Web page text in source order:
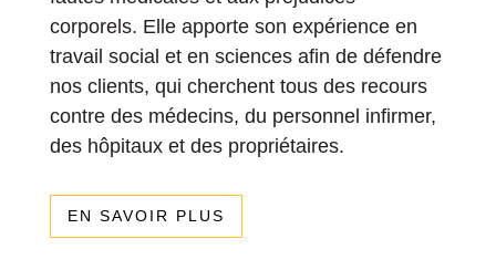
corporels. Elle apporte son expérience en
travail social et en sciences afin de défendre
nos clients, qui cherchent tous des recours
contre des médecins, du personnel infirmer,
des hôpitaux et des propriétaires.
EN SAVOIR PLUS